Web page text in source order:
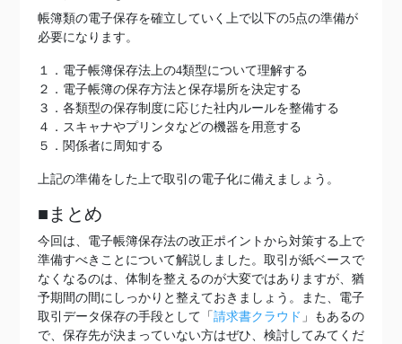
帳簿類の電子保存を確立していく上で以下の5点の準備が
必要になります。
１．電子帳簿保存法上の4類型について理解する
２．電子帳簿の保存方法と保存場所を決定する
３．各類型の保存制度に応じた社内ルールを整備する
４．スキャナやプリンタなどの機器を用意する
５．関係者に周知する
上記の準備をした上で取引の電子化に備えましょう。
■まとめ
今回は、電子帳簿保存法の改正ポイントから対策する上で
準備すべきことについて解説しました。取引が紙ベースで
なくなるのは、体制を整えるのが大変ではありますが、猶
予期間の間にしっかりと整えておきましょう。また、電子
取引データ保存の手段として「 請求書クラウド 」もあるの
で、保存先が決まっていない方はぜひ、検討してみてくだ